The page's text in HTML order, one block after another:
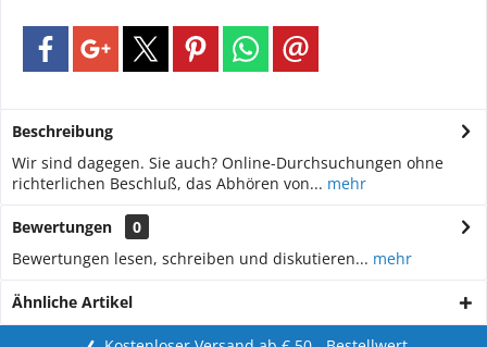
Beschreibung
Wir sind dagegen. Sie auch? Online-Durchsuchungen ohne
richterlichen Beschluß, das Abhören von... mehr
Bewertungen
0
Bewertungen lesen, schreiben und diskutieren... mehr
Ähnliche Artikel